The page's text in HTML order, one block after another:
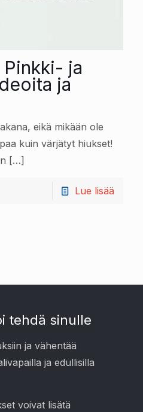
ja
ja
eikä mikään ole
kuin värjätyt hiukset!
[…]
Lue lisää
tehdä sinulle
ja vähentää
ja edullisilla
voivat lisätä